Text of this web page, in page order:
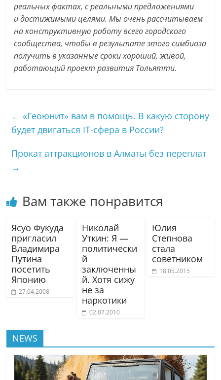
реальных фактах, с реальными предложениями
и достижимыми целями. Мы очень рассчитываем
на конструктивную работу всего городского
сообщества, чтобы в результате этого симбиоза
получить в указанные сроки хороший, живой,
работающий проект развития Тольятти.
← «Геоюнит» вам в помощь. В какую сторону
будет двигаться IT-сфера в России?
Прокат аттракционов в Алматы без переплат
→
Вам также понравится
Ясуо Фукуда
пригласил
Владимира
Путина
посетить
Японию
27.04.2008
Николай
Уткин: Я —
политически
й
заключенны
й. Хотя сижу
не за
наркотики
02.07.2010
Юлия
Степнова
стала
советником
18.05.2015
NEWS